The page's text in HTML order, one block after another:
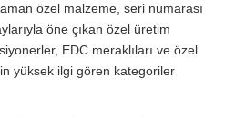
özel malzeme, seri numarası
öne çıkan özel üretim
EDC meraklıları ve özel
yüksek ilgi gören kategoriler